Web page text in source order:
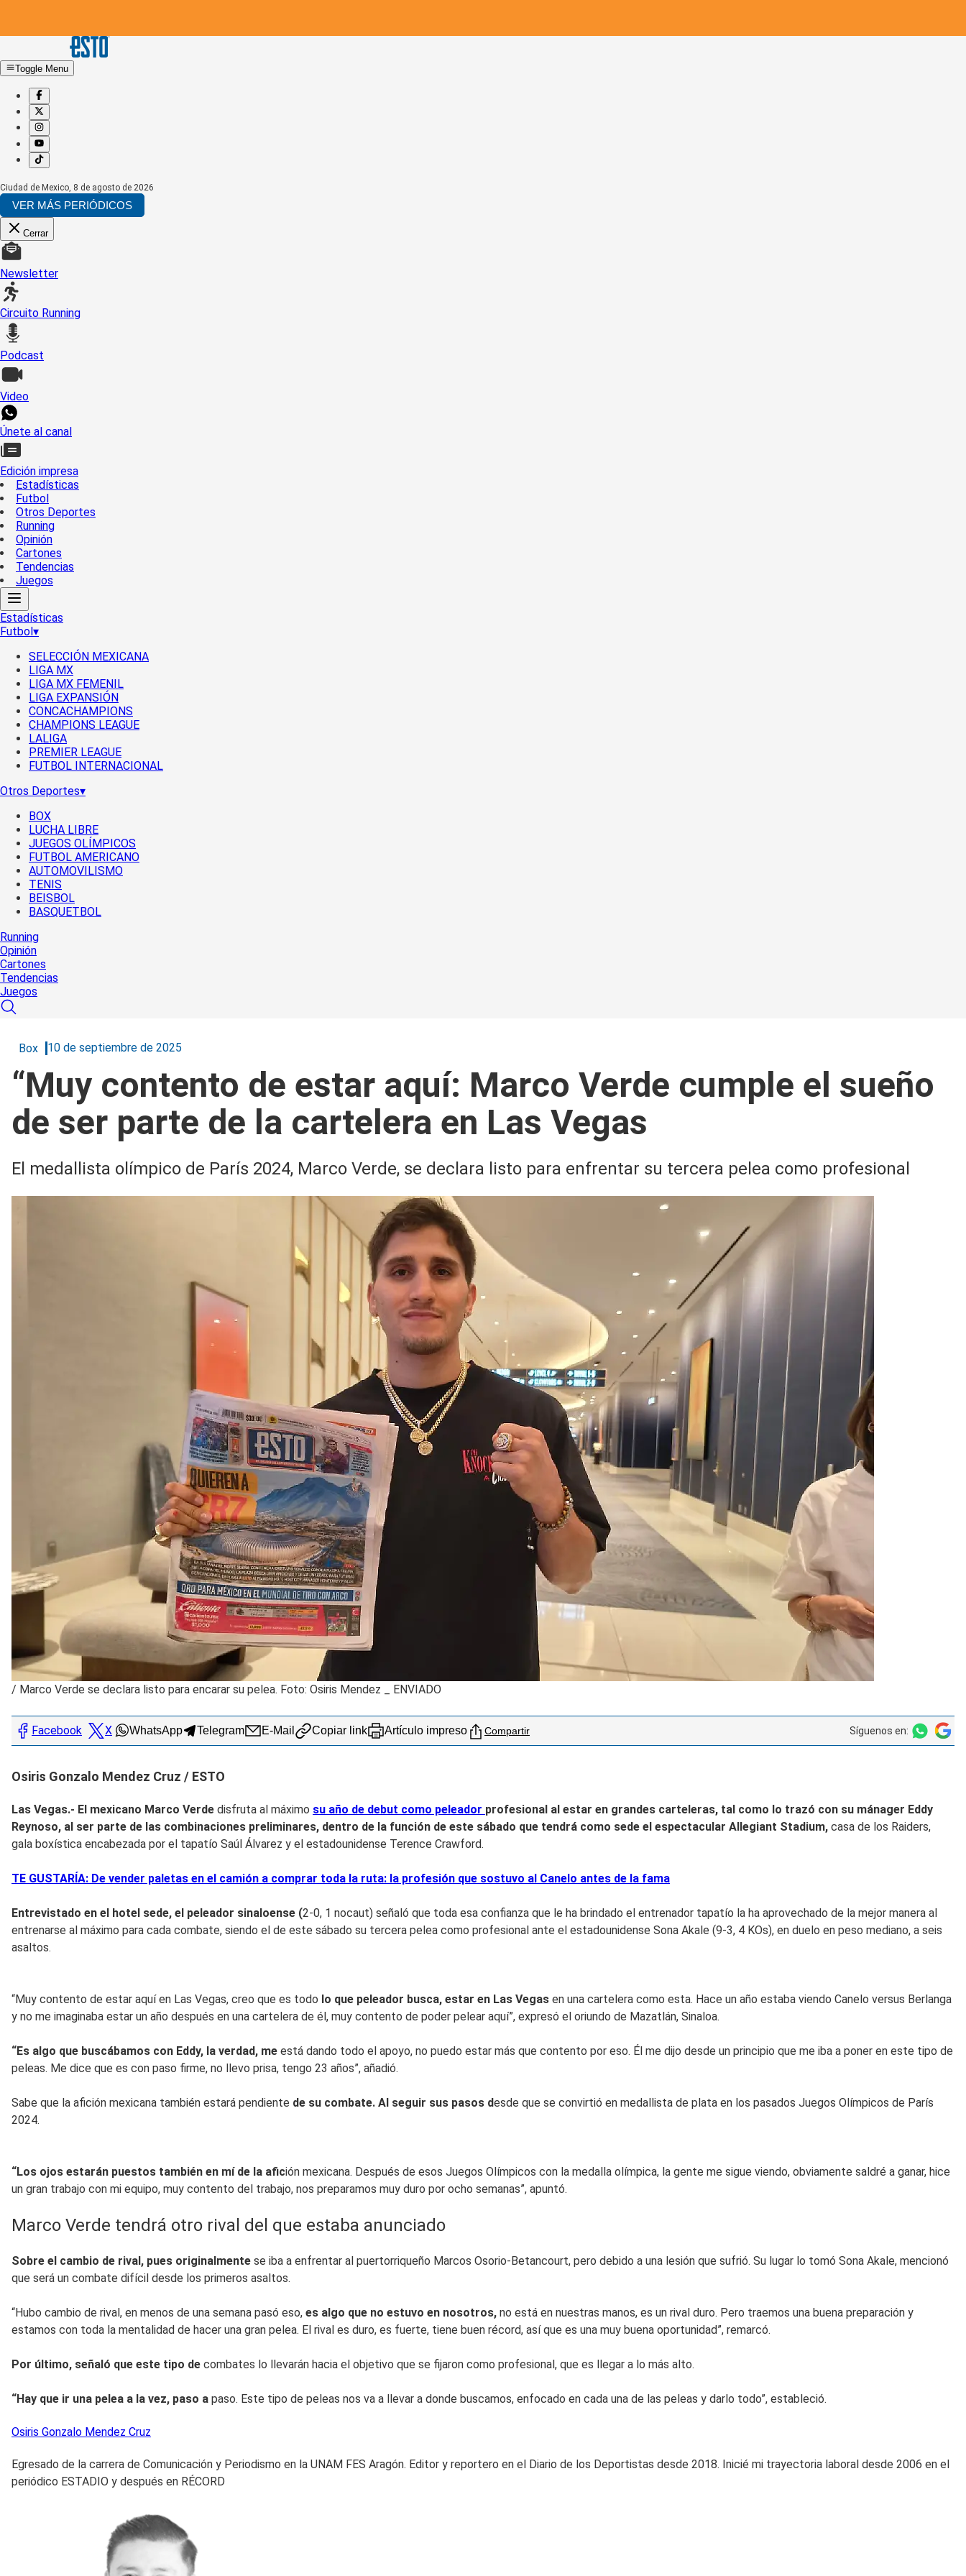
Toggle Menu
Ciudad de Mexico, 8 de agosto de 2026
VER MÁS PERIÓDICOS
Cerrar
Newsletter
Circuito Running
Podcast
Video
Únete al canal
Edición impresa
Estadísticas
Futbol
Otros Deportes
Running
Opinión
Cartones
Tendencias
Juegos
Estadísticas
Futbol▾
SELECCIÓN MEXICANA
LIGA MX
LIGA MX FEMENIL
LIGA EXPANSIÓN
CONCACHAMPIONS
CHAMPIONS LEAGUE
LALIGA
PREMIER LEAGUE
FUTBOL INTERNACIONAL
Otros Deportes▾
BOX
LUCHA LIBRE
JUEGOS OLÍMPICOS
FUTBOL AMERICANO
AUTOMOVILISMO
TENIS
BEISBOL
BASQUETBOL
Running
Opinión
Cartones
Tendencias
Juegos
Box 10 de septiembre de 2025
“Muy contento de estar aquí: Marco Verde cumple el sueño
de ser parte de la cartelera en Las Vegas
El medallista olímpico de París 2024, Marco Verde, se declara listo para enfrentar su tercera pelea como profesional
/ Marco Verde se declara listo para encarar su pelea. Foto: Osiris Mendez _ ENVIADO
Facebook X WhatsApp Telegram E-Mail Copiar link Artículo impreso Compartir Síguenos en:
Osiris Gonzalo Mendez Cruz / ESTO
Las Vegas.- El mexicano Marco Verde disfruta al máximo su año de debut como peleador profesional al estar en grandes carteleras, tal como lo trazó con su mánager Eddy
Reynoso, al ser parte de las combinaciones preliminares, dentro de la función de este sábado que tendrá como sede el espectacular Allegiant Stadium, casa de los Raiders,
gala boxística encabezada por el tapatío Saúl Álvarez y el estadounidense Terence Crawford.
TE GUSTARÍA: De vender paletas en el camión a comprar toda la ruta: la profesión que sostuvo al Canelo antes de la fama
Entrevistado en el hotel sede, el peleador sinaloense (2-0, 1 nocaut) señaló que toda esa confianza que le ha brindado el entrenador tapatío la ha aprovechado de la mejor manera al
entrenarse al máximo para cada combate, siendo el de este sábado su tercera pelea como profesional ante el estadounidense Sona Akale (9-3, 4 KOs), en duelo en peso mediano, a seis
asaltos.
“Muy contento de estar aquí en Las Vegas, creo que es todo lo que peleador busca, estar en Las Vegas en una cartelera como esta. Hace un año estaba viendo Canelo versus Berlanga
y no me imaginaba estar un año después en una cartelera de él, muy contento de poder pelear aquí”, expresó el oriundo de Mazatlán, Sinaloa.
“Es algo que buscábamos con Eddy, la verdad, me está dando todo el apoyo, no puedo estar más que contento por eso. Él me dijo desde un principio que me iba a poner en este tipo de
peleas. Me dice que es con paso firme, no llevo prisa, tengo 23 años”, añadió.
Sabe que la afición mexicana también estará pendiente de su combate. Al seguir sus pasos desde que se convirtió en medallista de plata en los pasados Juegos Olímpicos de París
2024.
“Los ojos estarán puestos también en mí de la afición mexicana. Después de esos Juegos Olímpicos con la medalla olímpica, la gente me sigue viendo, obviamente saldré a ganar, hice
un gran trabajo con mi equipo, muy contento del trabajo, nos preparamos muy duro por ocho semanas”, apuntó.
Marco Verde tendrá otro rival del que estaba anunciado
Sobre el cambio de rival, pues originalmente se iba a enfrentar al puertorriqueño Marcos Osorio-Betancourt, pero debido a una lesión que sufrió. Su lugar lo tomó Sona Akale, mencionó
que será un combate difícil desde los primeros asaltos.
“Hubo cambio de rival, en menos de una semana pasó eso, es algo que no estuvo en nosotros, no está en nuestras manos, es un rival duro. Pero traemos una buena preparación y
estamos con toda la mentalidad de hacer una gran pelea. El rival es duro, es fuerte, tiene buen récord, así que es una muy buena oportunidad”, remarcó.
Por último, señaló que este tipo de combates lo llevarán hacia el objetivo que se fijaron como profesional, que es llegar a lo más alto.
“Hay que ir una pelea a la vez, paso a paso. Este tipo de peleas nos va a llevar a donde buscamos, enfocado en cada una de las peleas y darlo todo”, estableció.
Osiris Gonzalo Mendez Cruz
Egresado de la carrera de Comunicación y Periodismo en la UNAM FES Aragón. Editor y reportero en el Diario de los Deportistas desde 2018. Inicié mi trayectoria laboral desde 2006 en el
periódico ESTADIO y después en RÉCORD